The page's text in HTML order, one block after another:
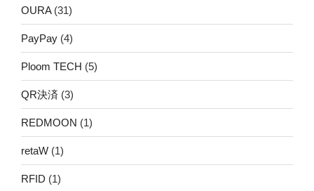
OURA(31)
PayPay (4)
Ploom TECH (5)
QR決済 (3)
REDMOON (1)
retaW (1)
RFID (1)